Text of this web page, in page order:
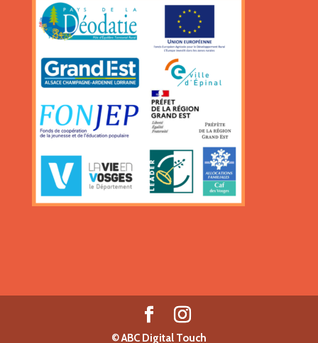
©ABC Digital Touch